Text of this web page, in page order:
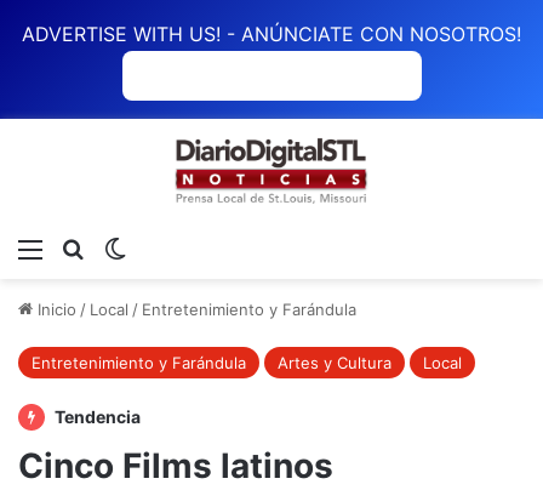
ADVERTISE WITH US! - ANÚNCIATE CON NOSOTROS!
Menú Buscar
Inicio / Local / Entretenimiento y Farándula
Entretenimiento y Farándula Artes y Cultura Local
Tendencia
Cinco Films latinos